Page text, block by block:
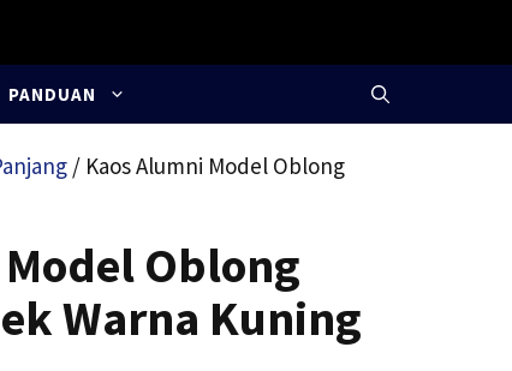
PANDUAN
/ Kaos Alumni Model Oblong
Oblong
Warna Kuning